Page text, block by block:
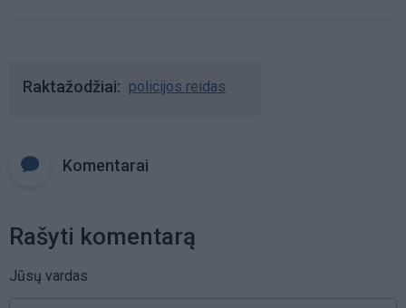
Raktažodžiai policijos reidas
Komentarai
Rašyti komentarą
Jūsų vardas